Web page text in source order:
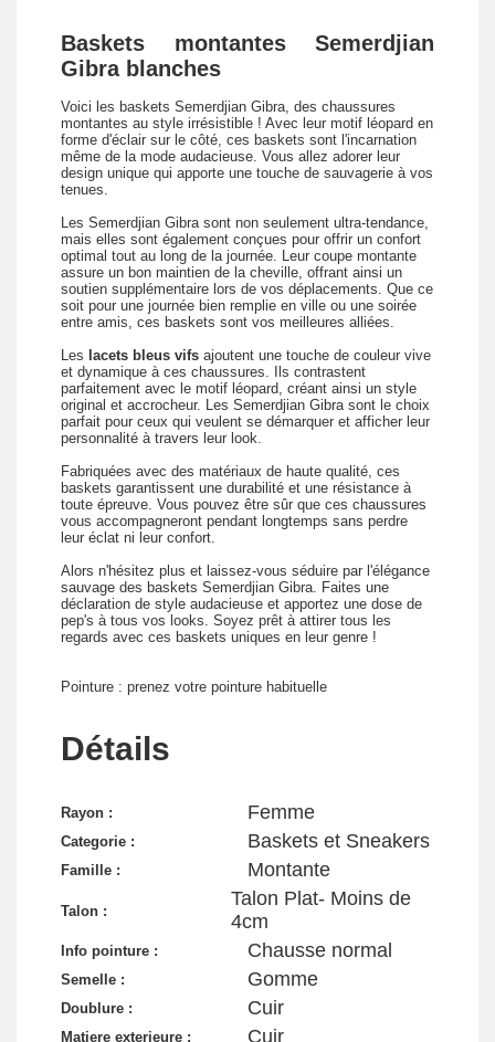
Baskets montantes Semerdjian
Gibra blanches
Voici les baskets Semerdjian Gibra, des chaussures
montantes au style irrésistible ! Avec leur motif léopard en
forme d'éclair sur le côté, ces baskets sont l'incarnation
même de la mode audacieuse. Vous allez adorer leur
design unique qui apporte une touche de sauvagerie à vos
tenues.
Les Semerdjian Gibra sont non seulement ultra-tendance,
mais elles sont également conçues pour offrir un confort
optimal tout au long de la journée. Leur coupe montante
assure un bon maintien de la cheville, offrant ainsi un
soutien supplémentaire lors de vos déplacements. Que ce
soit pour une journée bien remplie en ville ou une soirée
entre amis, ces baskets sont vos meilleures alliées.
Les lacets bleus vifs ajoutent une touche de couleur vive
et dynamique à ces chaussures. Ils contrastent
parfaitement avec le motif léopard, créant ainsi un style
original et accrocheur. Les Semerdjian Gibra sont le choix
parfait pour ceux qui veulent se démarquer et afficher leur
personnalité à travers leur look.
Fabriquées avec des matériaux de haute qualité, ces
baskets garantissent une durabilité et une résistance à
toute épreuve. Vous pouvez être sûr que ces chaussures
vous accompagneront pendant longtemps sans perdre
leur éclat ni leur confort.
Alors n'hésitez plus et laissez-vous séduire par l'élégance
sauvage des baskets Semerdjian Gibra. Faites une
déclaration de style audacieuse et apportez une dose de
pep's à tous vos looks. Soyez prêt à attirer tous les
regards avec ces baskets uniques en leur genre !
Pointure : prenez votre pointure habituelle
Détails
Rayon : Femme
Categorie : Baskets et Sneakers
Famille : Montante
Talon :
Talon Plat- Moins de
4cm
Info pointure : Chausse normal
Semelle : Gomme
Doublure : Cuir
Matiere exterieure : Cuir